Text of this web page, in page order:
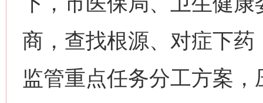
商，查找根源、对症下
监管重点任务分工方案